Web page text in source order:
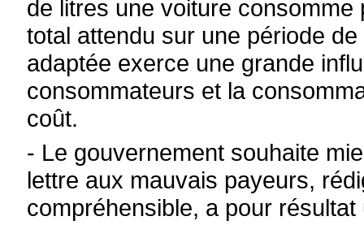
de litres une voiture
total attendu sur une période
adaptée exerce une grande
consommateurs et la
coût.
- Le gouvernement souhaite
lettre aux mauvais payeurs,
compréhensible, a pour